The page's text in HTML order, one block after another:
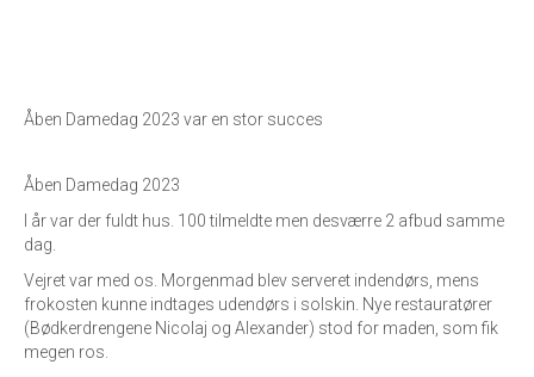
Åben Damedag 2023 var en stor succes
Åben Damedag 2023
I år var der fuldt hus. 100 tilmeldte men desværre 2 afbud samme
dag.
Vejret var med os. Morgenmad blev serveret indendørs, mens
frokosten kunne indtages udendørs i solskin. Nye restauratører
(Bødkerdrengene Nicolaj og Alexander) stod for maden, som fik
megen ros.